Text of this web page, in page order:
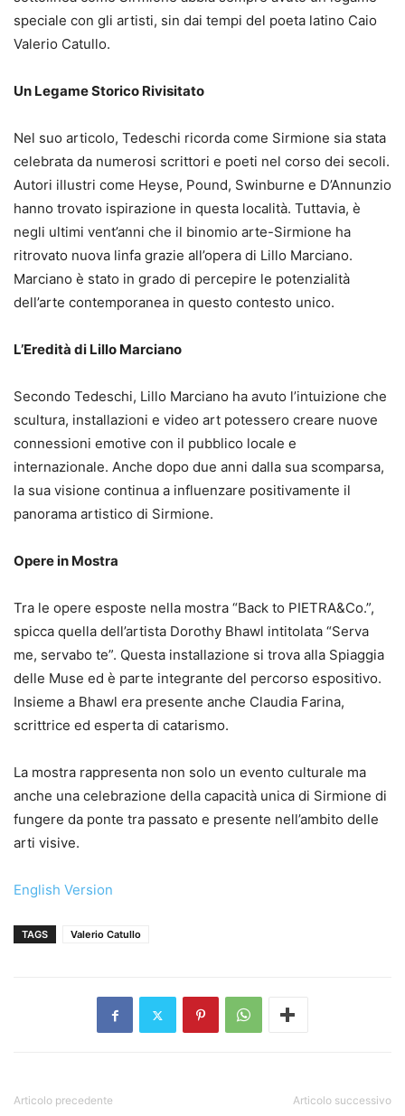
speciale con gli artisti, sin dai tempi del poeta latino Caio
Valerio Catullo.
Un Legame Storico Rivisitato
Nel suo articolo, Tedeschi ricorda come Sirmione sia stata
celebrata da numerosi scrittori e poeti nel corso dei secoli.
Autori illustri come Heyse, Pound, Swinburne e D’Annunzio
hanno trovato ispirazione in questa località. Tuttavia, è
negli ultimi vent’anni che il binomio arte-Sirmione ha
ritrovato nuova linfa grazie all’opera di Lillo Marciano.
Marciano è stato in grado di percepire le potenzialità
dell’arte contemporanea in questo contesto unico.
L’Eredità di Lillo Marciano
Secondo Tedeschi, Lillo Marciano ha avuto l’intuizione che
scultura, installazioni e video art potessero creare nuove
connessioni emotive con il pubblico locale e
internazionale. Anche dopo due anni dalla sua scomparsa,
la sua visione continua a influenzare positivamente il
panorama artistico di Sirmione.
Opere in Mostra
Tra le opere esposte nella mostra “Back to PIETRA&Co.”,
spicca quella dell’artista Dorothy Bhawl intitolata “Serva
me, servabo te”. Questa installazione si trova alla Spiaggia
delle Muse ed è parte integrante del percorso espositivo.
Insieme a Bhawl era presente anche Claudia Farina,
scrittrice ed esperta di catarismo.
La mostra rappresenta non solo un evento culturale ma
anche una celebrazione della capacità unica di Sirmione di
fungere da ponte tra passato e presente nell’ambito delle
arti visive.
English Version
TAGS Valerio Catullo
Articolo precedente Articolo successivo